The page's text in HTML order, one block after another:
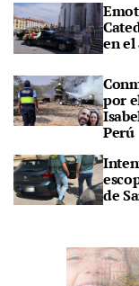
en el
por
Perú
de